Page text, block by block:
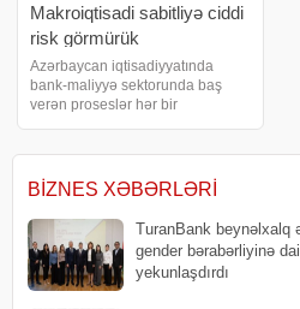
Makroiqtisadi sabitliyə ciddi
risk görmürük
Azərbaycan iqtisadiyyatında
bank-maliyyə sektorunda baş
verən proseslər hər bir
amillər, manatın məzənnəsinin
sabitliyi, kreditlər
BIZNES XƏBƏRLƏRI
TuranBank beynəlxalq
gender bərabərliyinə
yekunlaşdırdı